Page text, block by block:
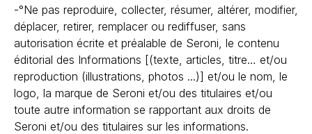
-°Ne pas reproduire, collecter, résumer, altérer, modifier,
déplacer, retirer, remplacer ou rediffuser, sans
autorisation écrite et préalable de Seroni, le contenu
éditorial des Informations [(texte, articles, titre… et/ou
reproduction (illustrations, photos ...)] et/ou le nom, le
logo, la marque de Seroni et/ou des titulaires et/ou
toute autre information se rapportant aux droits de
Seroni et/ou des titulaires sur les informations.